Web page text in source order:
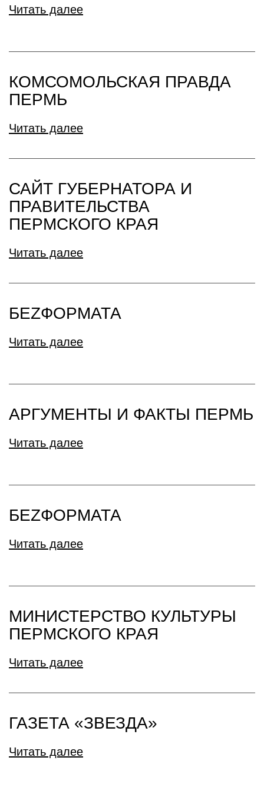
Читать далее
КОМСОМОЛЬСКАЯ ПРАВДА
ПЕРМЬ
Читать далее
САЙТ ГУБЕРНАТОРА И
ПРАВИТЕЛЬСТВА
ПЕРМСКОГО КРАЯ
Читать далее
БЕZФОРМАТА
Читать далее
АРГУМЕНТЫ И ФАКТЫ ПЕРМЬ
Читать далее
БЕZФОРМАТА
Читать далее
МИНИСТЕРСТВО КУЛЬТУРЫ
ПЕРМСКОГО КРАЯ
Читать далее
ГАЗЕТА «ЗВЕЗДА»
Читать далее